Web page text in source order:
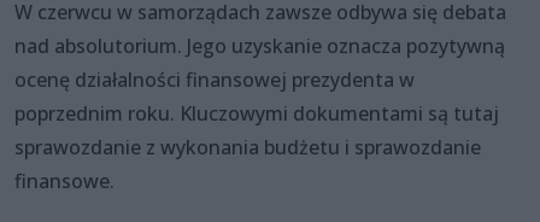
W czerwcu w samorządach zawsze odbywa się debata
nad absolutorium. Jego uzyskanie oznacza pozytywną
ocenę działalności finansowej prezydenta w
poprzednim roku. Kluczowymi dokumentami są tutaj
sprawozdanie z wykonania budżetu i sprawozdanie
finansowe.